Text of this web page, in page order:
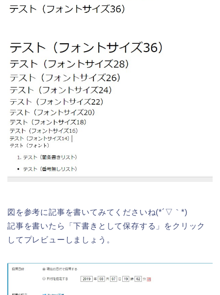
図を参考に記事を書いてみてくださいね(*´▽｀*)
記事を書いたら「下書きとして保存する」をクリック
してプレビューしましょう。